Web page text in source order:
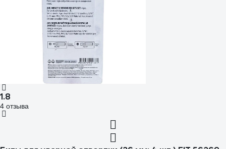
1.8
4 отзыва